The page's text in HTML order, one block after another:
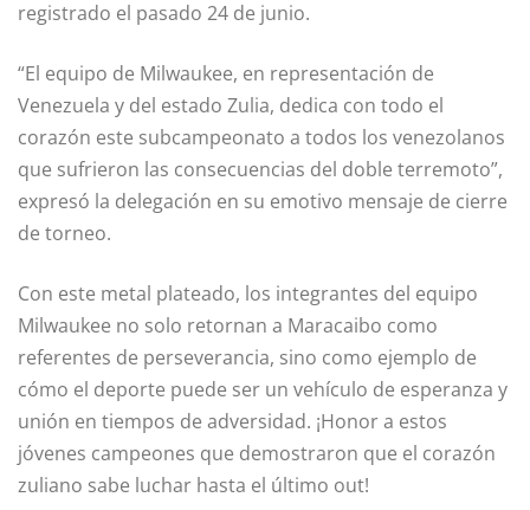
registrado el pasado 24 de junio.
“El equipo de Milwaukee, en representación de
Venezuela y del estado Zulia, dedica con todo el
corazón este subcampeonato a todos los venezolanos
que sufrieron las consecuencias del doble terremoto”,
expresó la delegación en su emotivo mensaje de cierre
de torneo.
Con este metal plateado, los integrantes del equipo
Milwaukee no solo retornan a Maracaibo como
referentes de perseverancia, sino como ejemplo de
cómo el deporte puede ser un vehículo de esperanza y
unión en tiempos de adversidad. ¡Honor a estos
jóvenes campeones que demostraron que el corazón
zuliano sabe luchar hasta el último out!